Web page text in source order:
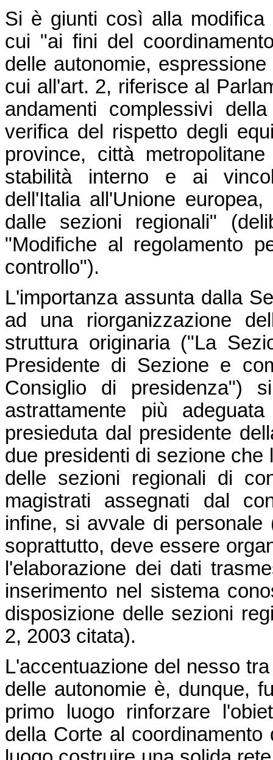
Si è giunti così alla modifica
cui "ai fini del
delle autonomie,
cui all'art. 2, riferisce al
andamenti complessivi
verifica del rispetto degli
province, città
stabilità interno e ai
dell'Italia all'Unione
dalle sezioni regionali"
"Modifiche al regolamento
controllo").
L'importanza assunta dalla
ad una riorganizzazione
struttura originaria ("La
Presidente di Sezione e
Consiglio di presidenza")
astrattamente più
presieduta dal presidente
due presidenti di sezione
delle sezioni regionali di
magistrati assegnati dal
infine, si avvale di
soprattutto, deve essere
l'elaborazione dei dati
inserimento nel sistema
disposizione delle sezioni
2, 2003 citata).
L'accentuazione del nesso
delle autonomie è, dunque,
primo luogo rinforzare
della Corte al